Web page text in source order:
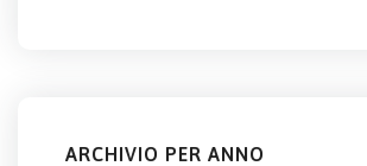
ARCHIVIO PER ANNO